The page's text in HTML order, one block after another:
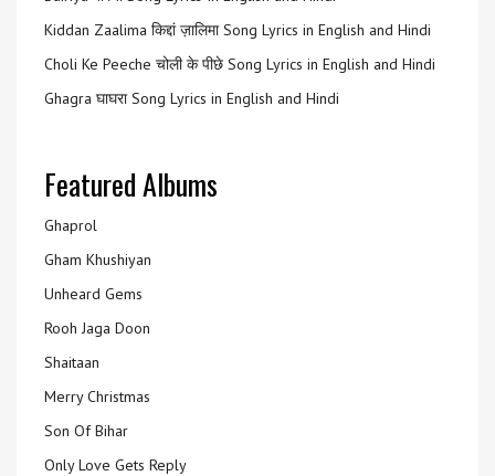
Kiddan Zaalima किद्दां ज़ालिमा Song Lyrics in English and Hindi
Choli Ke Peeche चोली के पीछे Song Lyrics in English and Hindi
Ghagra घाघरा Song Lyrics in English and Hindi
Featured Albums
Ghaprol
Gham Khushiyan
Unheard Gems
Rooh Jaga Doon
Shaitaan
Merry Christmas
Son Of Bihar
Only Love Gets Reply